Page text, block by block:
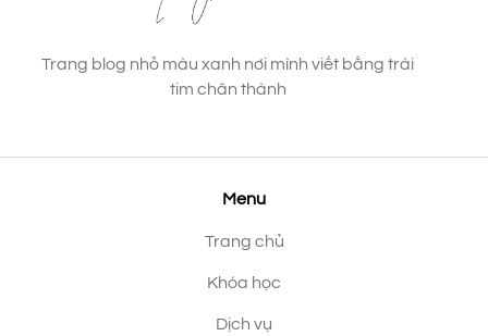
Trang blog nhỏ màu xanh nơi mình viết bằng trái
tim chân thành
Menu
Trang chủ
Khóa học
Dịch vụ